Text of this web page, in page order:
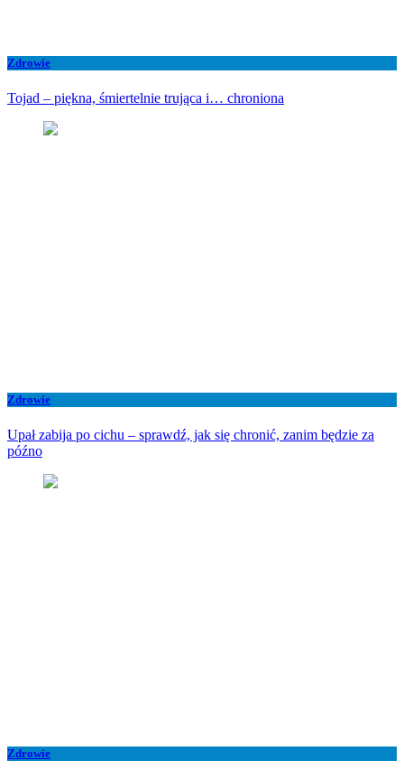
Zdrowie
Tojad – piękna, śmiertelnie trująca i… chroniona
Zdrowie
Upał zabija po cichu – sprawdź, jak się chronić, zanim będzie za
późno
Zdrowie